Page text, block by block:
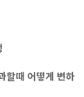
할때 어떻게 변하